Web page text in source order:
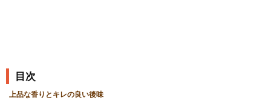
目次
上品な香りとキレの良い後味